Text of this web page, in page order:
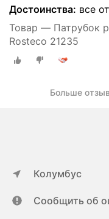
Достоинства: все
Товар — Патрубок
Rosteco 21235
Больше
Колумбус
Сообщить об